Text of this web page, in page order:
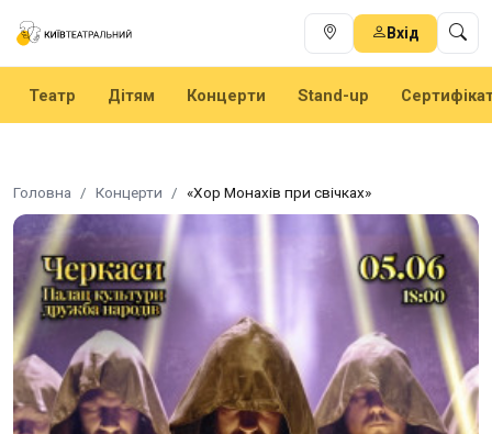
Вхід
Театр Дітям Концерти Stand-up
Головна Концерти «Хор Монахів при свічках»